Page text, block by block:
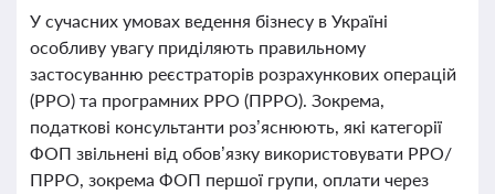
У сучасних умовах ведення бізнесу в Україні
особливу увагу приділяють правильному
застосуванню реєстраторів розрахункових операцій
(РРО) та програмних РРО (ПРРО). Зокрема,
податкові консультанти роз’яснюють, які категорії
ФОП звільнені від обов’язку використовувати РРО/
ПРРО, зокрема ФОП першої групи, оплати через